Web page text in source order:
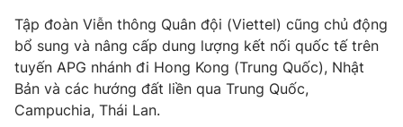
Góc doanh nghiệp
Phim VTV
Hậu trường
Nhân vật
Giải trí
Điện ảnh
Đời sống
Tập đoàn Viễn thông Quân đội (Viettel) cũng chủ động
bổ sung và nâng cấp dung lượng kết nối quốc tế trên
tuyến APG nhánh đi Hong Kong (Trung Quốc), Nhật
Bản và các hướng đất liền qua Trung Quốc,
Campuchia, Thái Lan.